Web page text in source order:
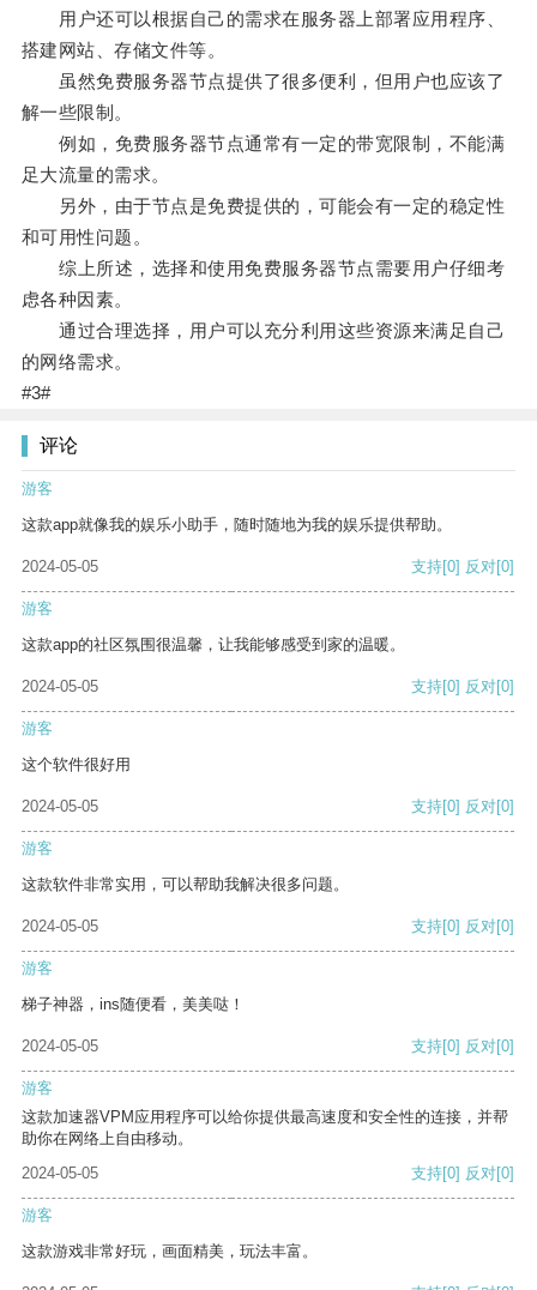
用户还可以根据自己的需求在服务器上部署应用程序、
搭建网站、存储文件等。
虽然免费服务器节点提供了很多便利，但用户也应该了
解一些限制。
例如，免费服务器节点通常有一定的带宽限制，不能满
足大流量的需求。
另外，由于节点是免费提供的，可能会有一定的稳定性
和可用性问题。
综上所述，选择和使用免费服务器节点需要用户仔细考
虑各种因素。
通过合理选择，用户可以充分利用这些资源来满足自己
的网络需求。
#3#
评论
游客
这款app就像我的娱乐小助手，随时随地为我的娱乐提供帮助。
2024-05-05 支持[0] 反对[0]
游客
这款app的社区氛围很温馨，让我能够感受到家的温暖。
2024-05-05 支持[0] 反对[0]
游客
这个软件很好用
2024-05-05 支持[0] 反对[0]
游客
这款软件非常实用，可以帮助我解决很多问题。
2024-05-05 支持[0] 反对[0]
游客
梯子神器，ins随便看，美美哒！
2024-05-05 支持[0] 反对[0]
游客
这款加速器VPM应用程序可以给你提供最高速度和安全性的连接，并帮
助你在网络上自由移动。
2024-05-05
支持[0] 反对[0]
游客
这款游戏非常好玩，画面精美，玩法丰富。